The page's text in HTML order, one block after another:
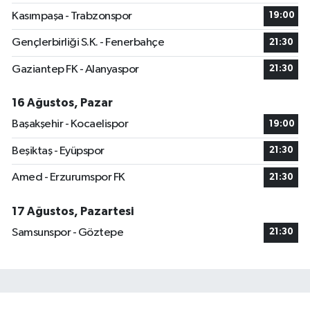
Kasımpaşa - Trabzonspor 19:00
Gençlerbirliği S.K. - Fenerbahçe 21:30
Gaziantep FK - Alanyaspor 21:30
16 Ağustos, Pazar
Başakşehir - Kocaelispor
19:00
Beşiktaş - Eyüpspor 21:30
Amed - Erzurumspor FK 21:30
17 Ağustos, Pazartesi
Samsunspor - Göztepe
21:30